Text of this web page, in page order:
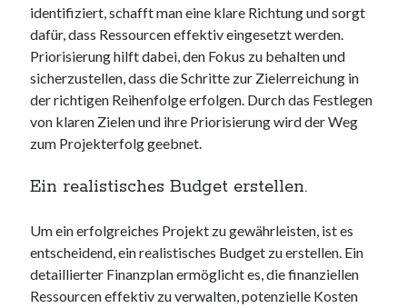
identifiziert, schafft man eine klare Richtung und sorgt
dafür, dass Ressourcen effektiv eingesetzt werden.
Priorisierung hilft dabei, den Fokus zu behalten und
sicherzustellen, dass die Schritte zur Zielerreichung in
der richtigen Reihenfolge erfolgen. Durch das Festlegen
von klaren Zielen und ihre Priorisierung wird der Weg
zum Projekterfolg geebnet.
Ein realistisches Budget erstellen.
Um ein erfolgreiches Projekt zu gewährleisten, ist es
entscheidend, ein realistisches Budget zu erstellen. Ein
detaillierter Finanzplan ermöglicht es, die finanziellen
Ressourcen effektiv zu verwalten, potenzielle Kosten